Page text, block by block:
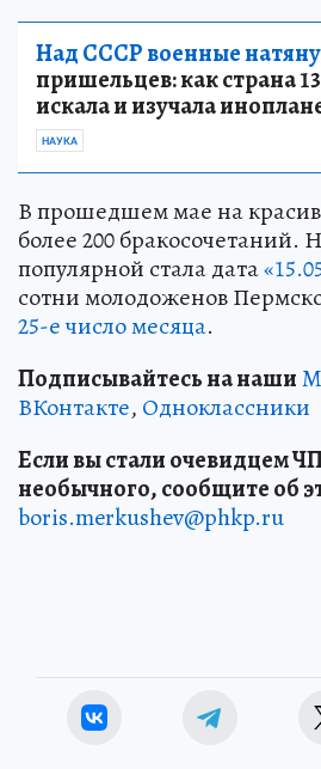
Над СССР военные
пришельцев: как страна
искала и изучала
НАУКА
В прошедшем мае на
более 200 бракосочетаний.
популярной стала дата
сотни молодоженов
25-е число месяца.
Подписывайтесь на наши
ВКонтакте, Одноклассники
Если вы стали очевидцем
необычного, сообщите об
boris.merkushev@phkp.ru